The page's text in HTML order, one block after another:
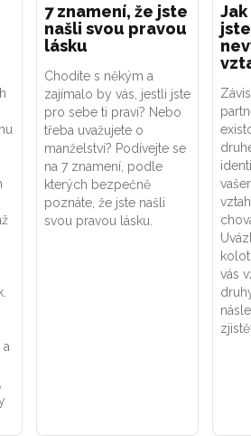
7 znamení, že jste
našli svou pravou
lásku
Chodíte s někým a
zajímalo by vás, jestli jste
pro sebe ti praví? Nebo
třeba uvažujete o
manželství? Podívejte se
na 7 znamení, podle
kterých bezpečně
poznáte, že jste našli
svou pravou lásku.
vás